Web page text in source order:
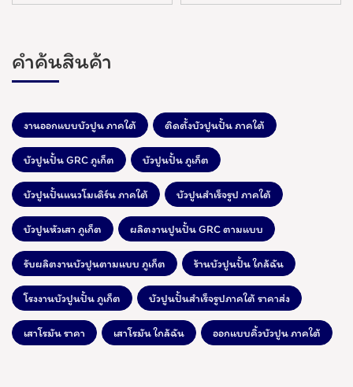
คำค้นสินค้า
งานออกแบบบัวปูน ภาคใต้ ติดตั้งบัวปูนปั้น ภาคใต้
บัวปูนปั้น GRC ภูเก็ต บัวปูนปั้น ภูเก็ต
บัวปูนปั้นแนวโมเดิร์น ภาคใต้ บัวปูนสำเร็จรูป ภาคใต้
บัวปูนหัวเสา ภูเก็ต ผลิตงานปูนปั้น GRC ตามแบบ
รับผลิตงานบัวปูนตามแบบ ภูเก็ต ร้านบัวปูนปั้น ใกล้ฉัน
โรงงานบัวปูนปั้น ภูเก็ต บัวปูนปั้นสำเร็จรูปภาคใต้ ราคาส่ง
เสาโรมัน ราคา เสาโรมัน ใกล้ฉัน ออกแบบคิ้วบัวปูน ภาคใต้